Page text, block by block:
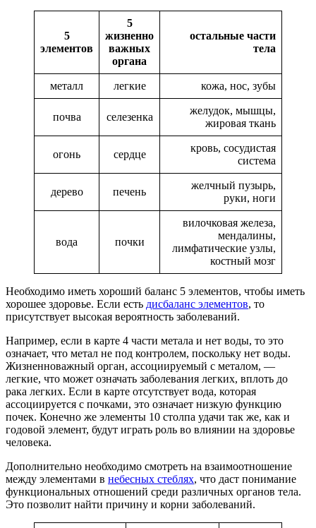
5
элементов
5
жизненно
важных
органа
остальные части
тела
металл легкие кожа, нос, зубы
почва селезенка
желудок, мышцы,
жировая ткань
огонь сердце
кровь, сосудистая
система
дерево печень
желчный пузырь,
руки, ноги
вода почки
вилочковая железа,
мендалины,
лимфатические узлы,
костный мозг
Необходимо иметь хороший баланс 5 элементов, чтобы иметь
хорошее здоровье. Если есть дисбаланс элементов, то
присутствует высокая вероятность заболеваний.
Например, если в карте 4 части метала и нет воды, то это
означает, что метал не под контролем, поскольку нет воды.
Жизненноважный орган, ассоциируемый с металом, —
легкие, что может означать заболевания легких, вплоть до
рака легких. Если в карте отсутствует вода, которая
ассоциируется с почками, это означает низкую функцию
почек. Конечно же элементы 10 столпа удачи так же, как и
годовой элемент, будут играть роль во влиянии на здоровье
человека.
Дополнительно необходимо смотреть на взаимоотношение
между элементами в небесных стеблях, что даст понимание
функциональных отношений среди различных органов тела.
Это позволит найти причину и корни заболеваний.